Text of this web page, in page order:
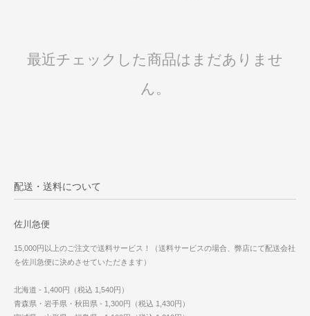
最近チェックした商品はまだありませ
ん。
配送・送料について
佐川急便
15,000円以上のご注文で送料サービス！（送料サービスの場合、弊店にて配送会社
を佐川急便に決めさせていただきます）
北海道 - 1,400円（税込 1,540円）
青森県・岩手県・秋田県 - 1,300円（税込 1,430円）